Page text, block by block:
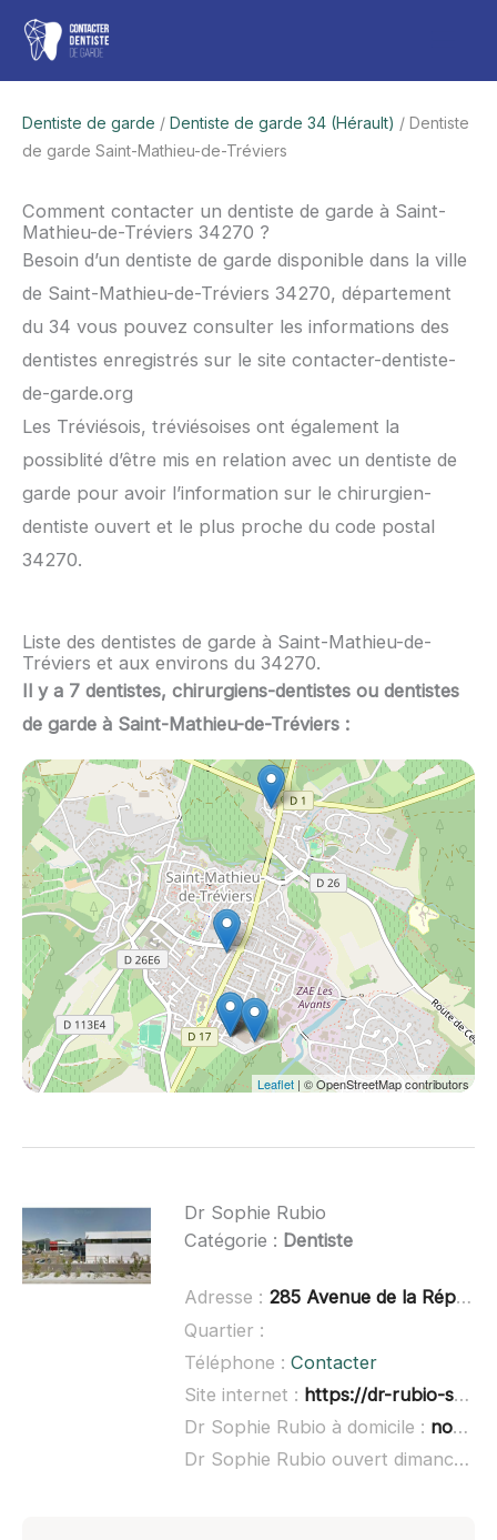
Aller
contenu
Dentiste de garde / Dentiste de garde 34 (Hérault) / Dentiste
de garde Saint-Mathieu-de-Tréviers
Comment contacter un dentiste de garde à Saint-
Mathieu-de-Tréviers 34270 ?
Besoin d’un dentiste de garde disponible dans la ville
de Saint-Mathieu-de-Tréviers 34270, département
du 34 vous pouvez consulter les informations des
dentistes enregistrés sur le site contacter-dentiste-
de-garde.org
Les Tréviésois, tréviésoises ont également la
possiblité d’être mis en relation avec un dentiste de
garde pour avoir l’information sur le chirurgien-
dentiste ouvert et le plus proche du code postal
34270.
Liste des dentistes de garde à Saint-Mathieu-de-
Tréviers et aux environs du 34270.
Il y a 7 dentistes, chirurgiens-dentistes ou dentistes
de garde à Saint-Mathieu-de-Tréviers :
Leaflet | © OpenStreetMap contributors
Dr Sophie Rubio
Catégorie : Dentiste
Adresse : 285 Avenue de la République de Montferrand, 34270 Saint-Mathieu-
Quartier :
Téléphone : Contacter
Site internet : https://dr-rubio-sophie.chirurgiens-dentistes.fr/
Dr Sophie Rubio à domicile : non renseigné
Dr Sophie Rubio ouvert dimanche :